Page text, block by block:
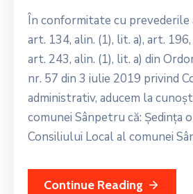
În conformitate cu prevederile
art. 134, alin. (1), lit. a), art. 196,
art. 243, alin. (1), lit. a) din
nr. 57 din 3 iulie 2019 privind
administrativ, aducem la
comunei Sânpetru că: Ședința
Consiliului Local al comunei
Continue Reading